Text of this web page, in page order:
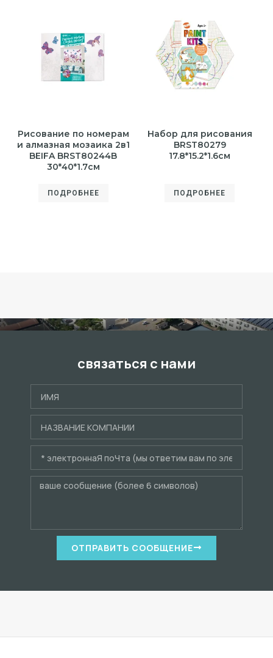
Рисование по номерам
и алмазная мозаика 2в1
BEIFA BRST80244B
30*40*1.7см
ПОДРОБНЕЕ
Набор для рисования
BRST80279
17.8*15.2*1.6см
ПОДРОБНЕЕ
связаться с нами
ОТПРАВИТЬ СООБЩЕНИЕ